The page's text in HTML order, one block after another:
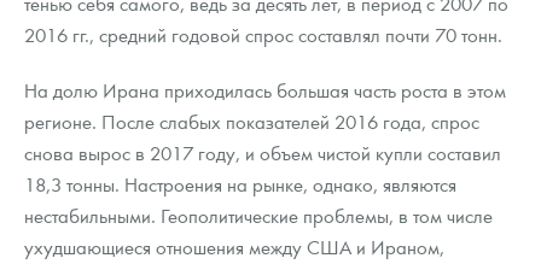
2016 гг., средний годовой спрос составлял почти 70 тонн.
На долю Ирана приходилась большая часть роста в этом
регионе. После слабых показателей 2016 года, спрос
снова вырос в 2017 году, и объем чистой купли составил
18,3 тонны. Настроения на рынке, однако, являются
нестабильными. Геополитические проблемы, в том числе
ухудшающиеся отношения между США и Ираном,